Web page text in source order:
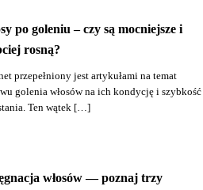
po goleniu – czy są mocniejsze i
rosną?
przepełniony jest artykułami na temat
golenia włosów na ich kondycję i szybkość
Ten wątek […]
włosów — poznaj trzy